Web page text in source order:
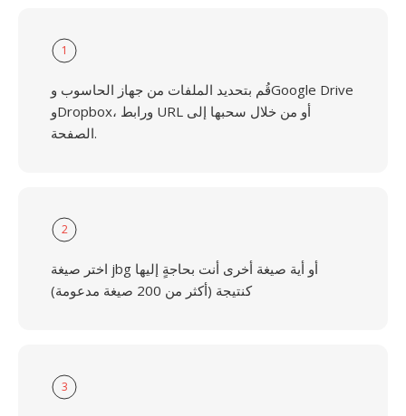
1
قُم بتحديد الملفات من جهاز الحاسوب وGoogle Drive
وDropbox، ورابط URL أو من خلال سحبها إلى
الصفحة.
2
اختر صيغة jbg أو أية صيغة أخرى أنت بحاجةٍ إليها
كنتيجة (أكثر من 200 صيغة مدعومة)
3